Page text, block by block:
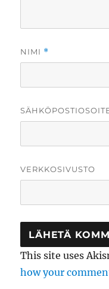
NIMI *
VERKKOSIVUSTO
This site uses
how your